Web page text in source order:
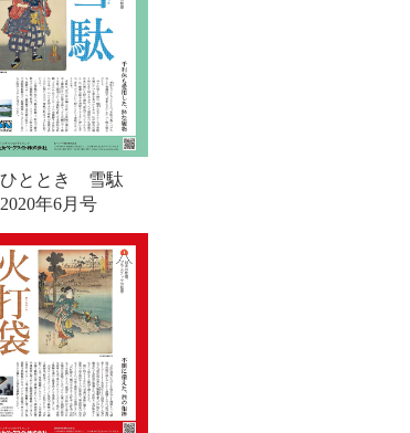
ひととき 雪駄
2020年6月号